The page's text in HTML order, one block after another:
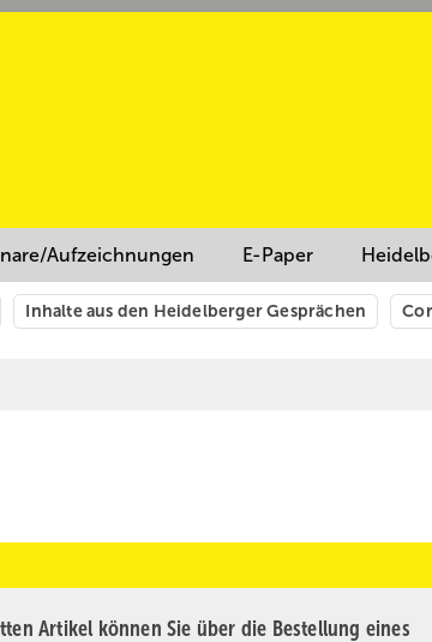
Aufzeichnungen E-Paper
Inhalte aus den Heidelberger Gesprächen
Artikel können Sie über die Bestellung eines